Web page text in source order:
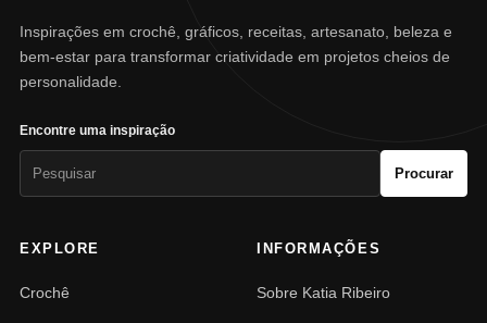
Inspirações em crochê, gráficos, receitas, artesanato, beleza e
bem-estar para transformar criatividade em projetos cheios de
personalidade.
Encontre uma inspiração
Procurar
EXPLORE
Crochê
INFORMAÇÕES
Sobre Katia Ribeiro